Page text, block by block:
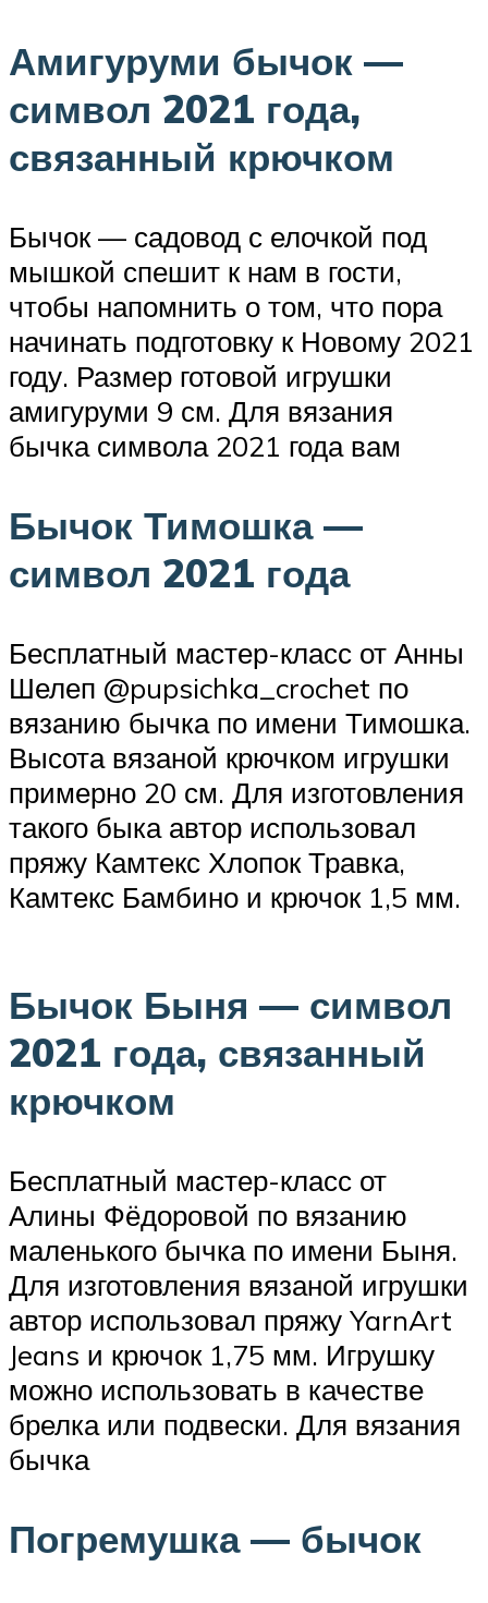
Амигуруми бычок —
символ 2021 года,
связанный крючком
Бычок — садовод с елочкой под
мышкой спешит к нам в гости,
чтобы напомнить о том, что пора
начинать подготовку к Новому 2021
году. Размер готовой игрушки
амигуруми 9 см. Для вязания
бычка символа 2021 года вам
Бычок Тимошка —
символ 2021 года
Бесплатный мастер-класс от Анны
Шелеп @pupsichka_crochet по
вязанию бычка по имени Тимошка.
Высота вязаной крючком игрушки
примерно 20 см. Для изготовления
такого быка автор использовал
пряжу Камтекс Хлопок Травка,
Камтекс Бамбино и крючок 1,5 мм.
Бычок Быня — символ
2021 года, связанный
крючком
Бесплатный мастер-класс от
Алины Фёдоровой по вязанию
маленького бычка по имени Быня.
Для изготовления вязаной игрушки
автор использовал пряжу YarnArt
Jeans и крючок 1,75 мм. Игрушку
можно использовать в качестве
брелка или подвески. Для вязания
бычка
Погремушка — бычок